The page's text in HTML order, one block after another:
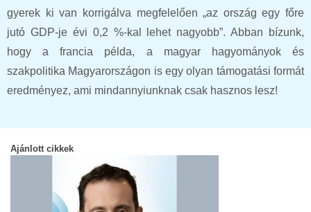
gyerek ki van korrigálva megfelelően „az ország egy főre
jutó GDP-je évi 0,2 %-kal lehet nagyobb”. Abban bízunk,
hogy a francia példa, a magyar hagyományok és
szakpolitika Magyarországon is egy olyan támogatási formát
eredményez, ami mindannyiunknak csak hasznos lesz!
Ajánlott cikkek